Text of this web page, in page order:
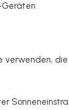
verwenden,